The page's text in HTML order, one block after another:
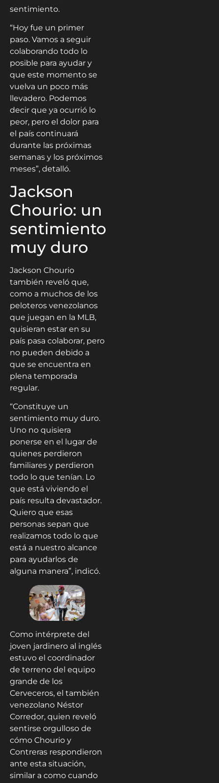
sentimiento.
“Hoy fue un primer
paso. Vamos a seguir
colaborando todo lo
posible para ayudar y
que este momento se
vuelva un poco más
llevadero. Podemos
decir que ya ocurrió lo
peor, pero el dolor para
el país continuará
durante las próximas
semanas y los próximos
meses”, detalló.
Jackson
Chourio: un
sentimiento
muy duro
Jackson Chourio
también reveló que,
como a muchos de los
peloteros venezolanos
que juegan en la MLB,
quisieran estar en su
país pasa colaborar, pero
no pueden debido a
que se encuentra en
plena temporada
regular.
“Constituye un
sentimiento muy duro.
Uno no quisiera
ponerse en el lugar de
quienes perdieron
familiares y perdieron
todo lo que tenían. Lo
que está viviendo el
país resulta devastador.
Quiero que esas
personas sepan que
realizamos todo lo que
está a nuestro alcance
para ayudarlos de
alguna manera”, indicó.
Como intérprete del
joven jardinero al inglés
estuvo el coordinador
de terreno del equipo
grande de los
Cerveceros, el también
venezolano Néstor
Corredor, quien reveló
sentirse orgulloso de
cómo Chourio y
Contreras respondieron
ante esta situación,
similar a como cuando